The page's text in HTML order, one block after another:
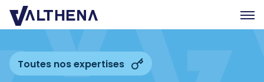
Expertise
Toutes nos expertises